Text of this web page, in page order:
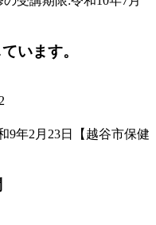
います。
9年2月23日【越谷市保健